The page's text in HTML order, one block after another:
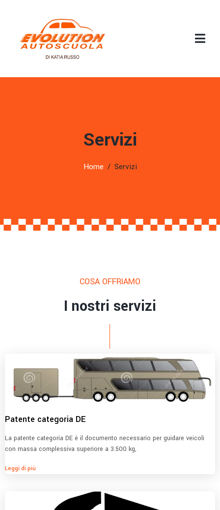
Servizi
Home Servizi
COSA OFFRIAMO
I nostri servizi
Patente categoria DE
La patente categoria DE è il documento necessario per guidare veicoli
con massa complessiva superiore a 3.500 kg,
Leggi di più